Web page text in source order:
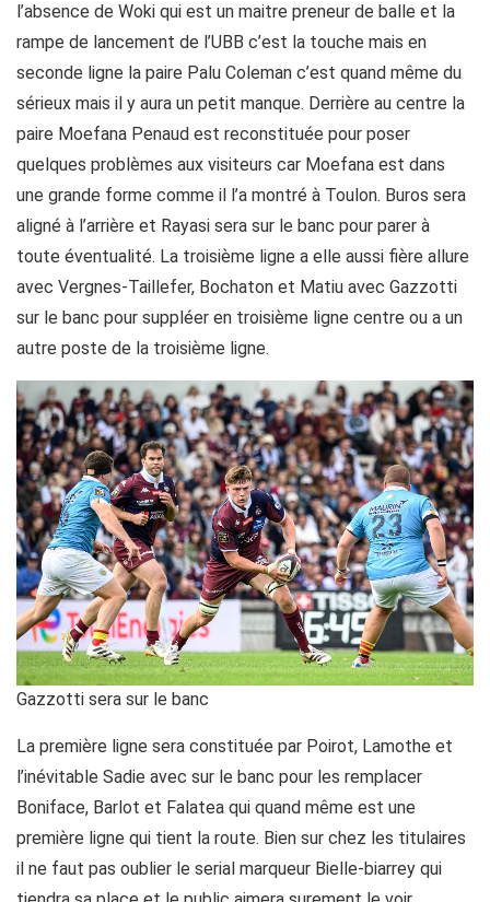
l’absence de Woki qui est un maitre preneur de balle et la
rampe de lancement de l’UBB c’est la touche mais en
seconde ligne la paire Palu Coleman c’est quand même du
sérieux mais il y aura un petit manque. Derrière au centre la
paire Moefana Penaud est reconstituée pour poser
quelques problèmes aux visiteurs car Moefana est dans
une grande forme comme il l’a montré à Toulon. Buros sera
aligné à l’arrière et Rayasi sera sur le banc pour parer à
toute éventualité. La troisième ligne a elle aussi fière allure
avec Vergnes-Taillefer, Bochaton et Matiu avec Gazzotti
sur le banc pour suppléer en troisième ligne centre ou a un
autre poste de la troisième ligne.
Gazzotti sera sur le banc
La première ligne sera constituée par Poirot, Lamothe et
l’inévitable Sadie avec sur le banc pour les remplacer
Boniface, Barlot et Falatea qui quand même est une
première ligne qui tient la route. Bien sur chez les titulaires
il ne faut pas oublier le serial marqueur Bielle-biarrey qui